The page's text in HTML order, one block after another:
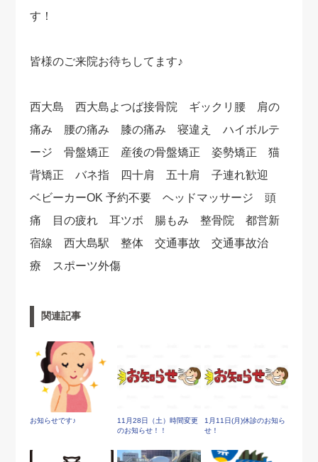
す！
皆様のご来院お待ちしてます♪
西大島 西大島よつば接骨院 ギックリ腰 肩の
痛み 腰の痛み 膝の痛み 寝違え ハイボルテ
ージ 骨盤矯正 産後の骨盤矯正 姿勢矯正 猫
背矯正 バネ指 四十肩 五十肩 子連れ歓迎
ベビーカーOK 予約不要 ヘッドマッサージ 頭
痛 目の疲れ 耳ツボ 腸もみ 整骨院 都営新
宿線 西大島駅 整体 交通事故 交通事故治
療 スポーツ外傷
関連記事
お知らせです♪
11月28日（土）時間変更
のお知らせ！！
1月11日(月)休診のお知ら
せ！